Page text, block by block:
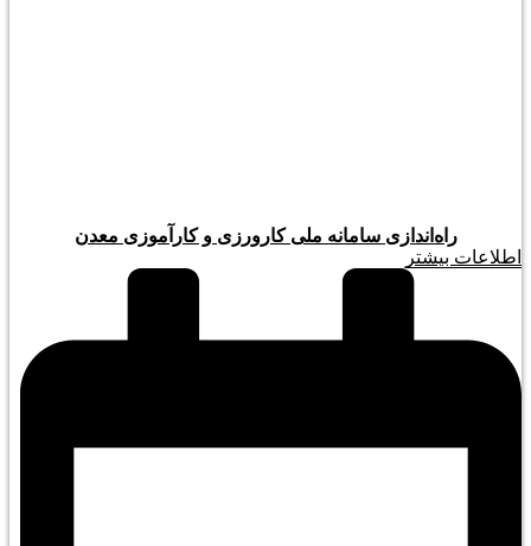
راه‌اندازی سامانه ملی کارورزی و کارآموزی معدن
اطلاعات بیشتر